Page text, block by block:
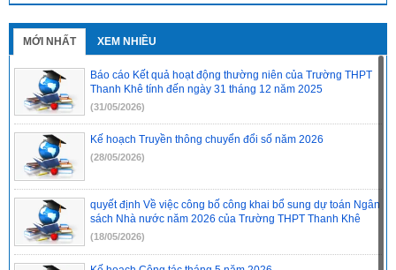
MỚI NHẤT XEM NHIỀU
Báo cáo Kết quả hoạt động thường niên của Trường THPT
Thanh Khê tính đến ngày 31 tháng 12 năm 2025
(31/05/2026)
Kế hoạch Truyền thông chuyển đổi số năm 2026
(28/05/2026)
quyết định Về việc công bố công khai bổ sung dự toán Ngân
sách Nhà nước năm 2026 của Trường THPT Thanh Khê
(18/05/2026)